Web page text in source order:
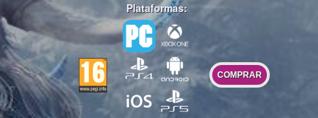
Plataformas:
COMPRAR